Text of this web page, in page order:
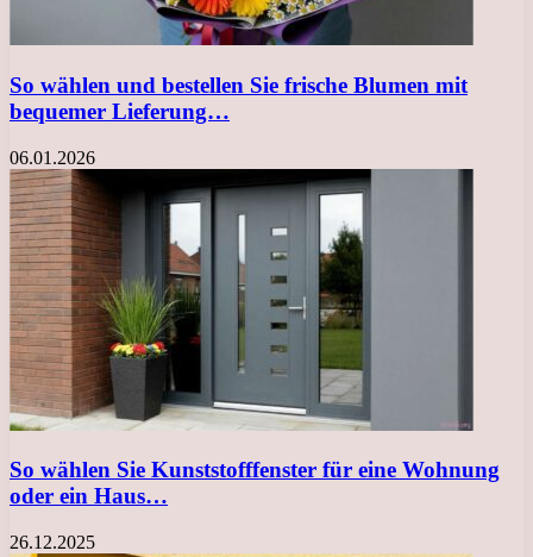
So wählen und bestellen Sie frische Blumen mit
bequemer Lieferung…
06.01.2026
So wählen Sie Kunststofffenster für eine Wohnung
oder ein Haus…
26.12.2025